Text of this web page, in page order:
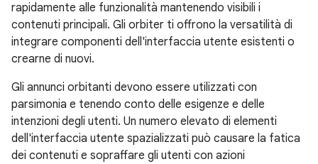
rapidamente alle funzionalità mantenendo visibili i
contenuti principali. Gli orbiter ti offrono la versatilità di
integrare componenti dell'interfaccia utente esistenti o
crearne di nuovi.
Gli annunci orbitanti devono essere utilizzati con
parsimonia e tenendo conto delle esigenze e delle
intenzioni degli utenti. Un numero elevato di elementi
dell'interfaccia utente spazializzati può causare la fatica
dei contenuti e sopraffare gli utenti con azioni